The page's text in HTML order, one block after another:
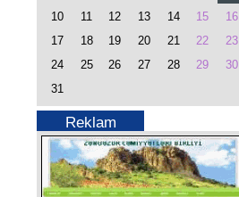
10
11 12 13 14 15
16
17
18 19 20 21 22
23
24
25 26 27 28 29
30
31
Reklam